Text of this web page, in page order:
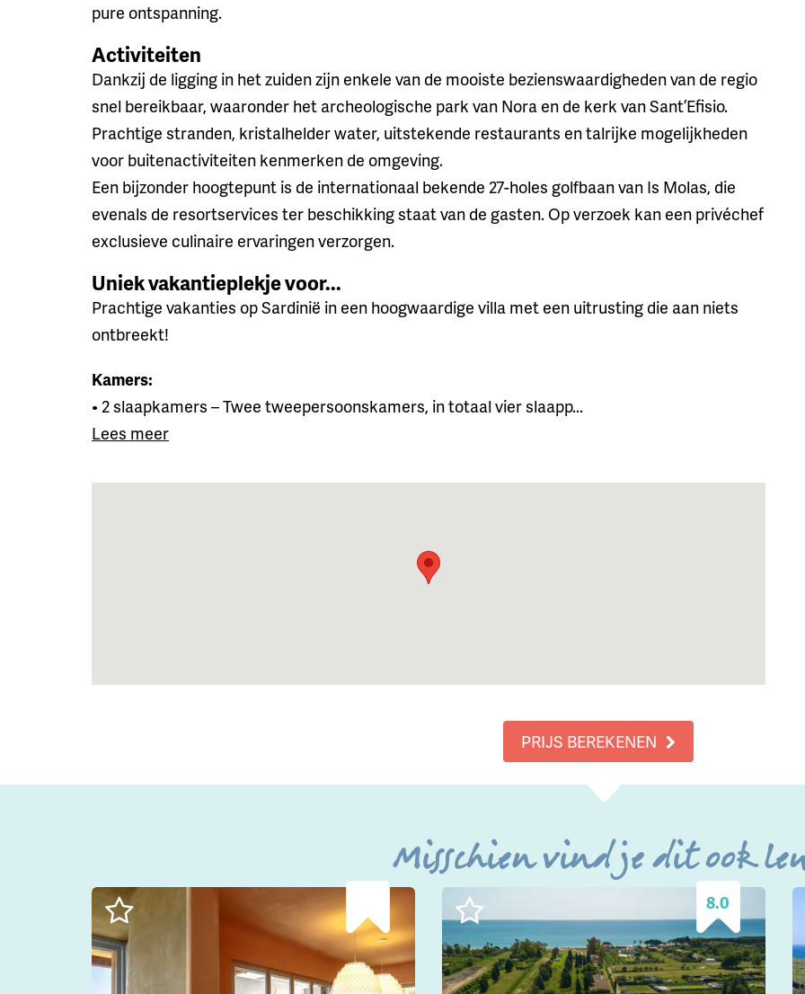
pure ontspanning.
Activiteiten
Dankzij de ligging in het zuiden zijn enkele van de mooiste bezienswaardigheden van de regio
snel bereikbaar, waaronder het archeologische park van Nora en de kerk van Sant’Efisio.
Prachtige stranden, kristalhelder water, uitstekende restaurants en talrijke mogelijkheden
voor buitenactiviteiten kenmerken de omgeving.
Een bijzonder hoogtepunt is de internationaal bekende 27-holes golfbaan van Is Molas, die
evenals de resortservices ter beschikking staat van de gasten. Op verzoek kan een privéchef
exclusieve culinaire ervaringen verzorgen.
Uniek vakantieplekje voor...
Prachtige vakanties op Sardinië in een hoogwaardige villa met een uitrusting die aan niets
ontbreekt!
Kamers:
• 2 slaapkamers – Twee tweepersoonskamers, in totaal vier slaapp...
Lees meer
PRIJS BEREKENEN
Misschien vind je dit ook
8.0